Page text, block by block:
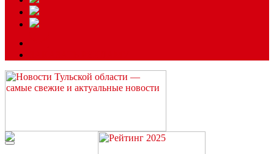
Читайте последние новости дня в Тульской области на сайте
“ЗаНовомосковск”